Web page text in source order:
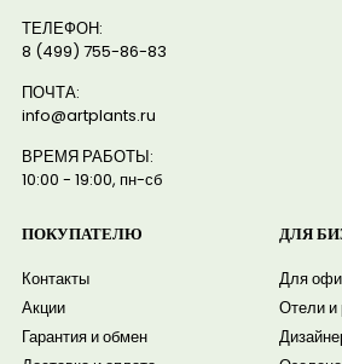
ТЕЛЕФОН:
8 (499) 755-86-83
ПОЧТА:
info@artplants.ru
ВРЕМЯ РАБОТЫ:
10:00 - 19:00, пн-сб
ПОКУПАТЕЛЮ
Контакты
Акции
Гарантия и обмен
ДЛЯ
Для
Отели и